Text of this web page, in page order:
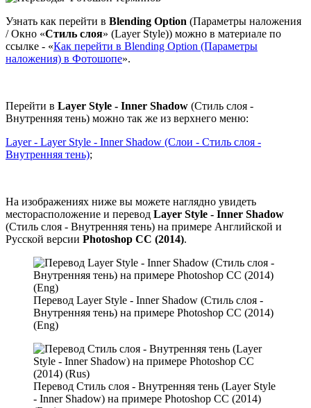
Узнать как перейти в Blending Option (Параметры наложения
/ Окно «Стиль слоя» (Layer Style)) можно в материале по
ссылке - «Как перейти в Blending Option (Параметры
наложения) в Фотошопе».
Перейти в Layer Style - Inner Shadow (Стиль слоя -
Внутренняя тень) можно так же из верхнего меню:
Layer - Layer Style - Inner Shadow (Слои - Стиль слоя -
Внутренняя тень);
На изображениях ниже вы можете наглядно увидеть
месторасположение и перевод Layer Style - Inner Shadow
(Стиль слоя - Внутренняя тень) на примере Английской и
Русской версии Photoshop CC (2014).
Перевод Layer Style - Inner Shadow (Стиль слоя -
Внутренняя тень) на примере Photoshop CC (2014)
(Eng)
Перевод Стиль слоя - Внутренняя тень (Layer Style
- Inner Shadow) на примере Photoshop CC (2014)